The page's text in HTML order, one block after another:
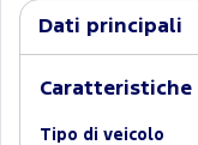
Dati principali
Caratteristiche
Tipo di veicolo